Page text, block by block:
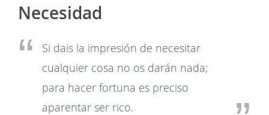
Necesidad
Si dais la impresión de necesitar
cualquier cosa no os darán nada;
para hacer fortuna es preciso
aparentar ser rico.